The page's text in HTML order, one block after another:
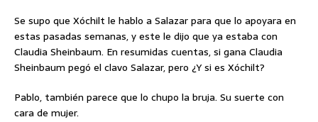
Se supo que Xóchilt le hablo a Salazar para que lo apoyara en
estas pasadas semanas, y este le dijo que ya estaba con
Claudia Sheinbaum. En resumidas cuentas, si gana Claudia
Sheinbaum pegó el clavo Salazar, pero ¿Y si es Xóchilt?
Pablo, también parece que lo chupo la bruja. Su suerte con
cara de mujer.